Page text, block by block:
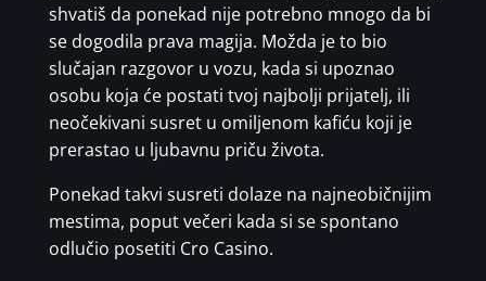
shvatiš da ponekad nije potrebno mnogo da bi
se dogodila prava magija. Možda je to bio
slučajan razgovor u vozu, kada si upoznao
osobu koja će postati tvoj najbolji prijatelj, ili
neočekivani susret u omiljenom kafiću koji je
prerastao u ljubavnu priču života.
Ponekad takvi susreti dolaze na najneobičnijim
mestima, poput večeri kada si se spontano
odlučio posetiti Cro Casino.